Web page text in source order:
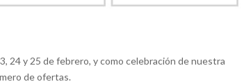
24 y 25 de febrero, y como celebración de nuestra
de ofertas.